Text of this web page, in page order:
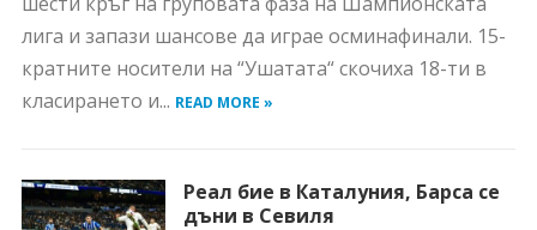
лига и запази шансове да играе осминафинали. 15-
кратните носители на “Ушатата“ скочиха 18-ти в
класирането и... READ MORE »
Реал бие в Каталуния, Барса се
дъни в Севиля